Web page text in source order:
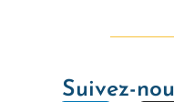
Suivez-